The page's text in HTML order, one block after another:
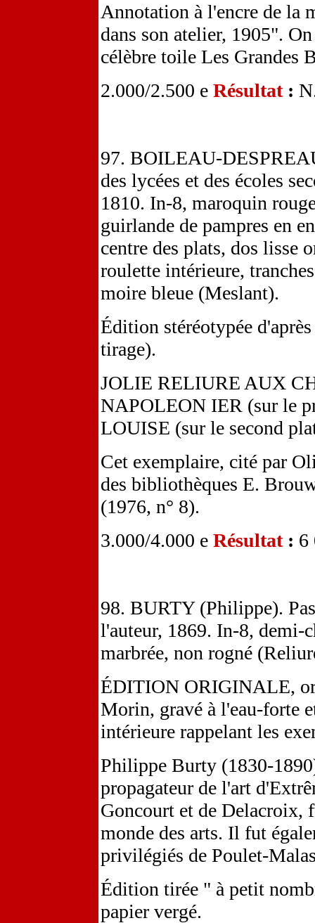
Annotation à l'encre de la
dans son atelier, 1905".
célèbre toile Les Grandes
2.000/2.500 e Résultat:
97. BOILEAU-
des lycées et des écoles
1810. In-8, maroquin
guirlande de pampres en
centre des plats, dos lisse
roulette intérieure,
moire bleue (Meslant).
Édition stéréotypée
tirage).
JOLIE RELIURE AUX
NAPOLEON IER (sur le
LOUISE (sur le second
Cet exemplaire, cité par
des bibliothèques E.
(1976, n° 8).
3.000/4.000 e Résultat: 6
98. BURTY (Philippe).
l'auteur, 1869. In-8, demi-
marbrée, non rogné
ÉDITION ORIGINALE,
Morin, gravé à l'eau-forte
intérieure rappelant les
Philippe Burty (1830-
propagateur de l'art
Goncourt et de Delacroix,
monde des arts. Il fut
privilégiés de Poulet-
Édition tirée " à petit
papier vergé.